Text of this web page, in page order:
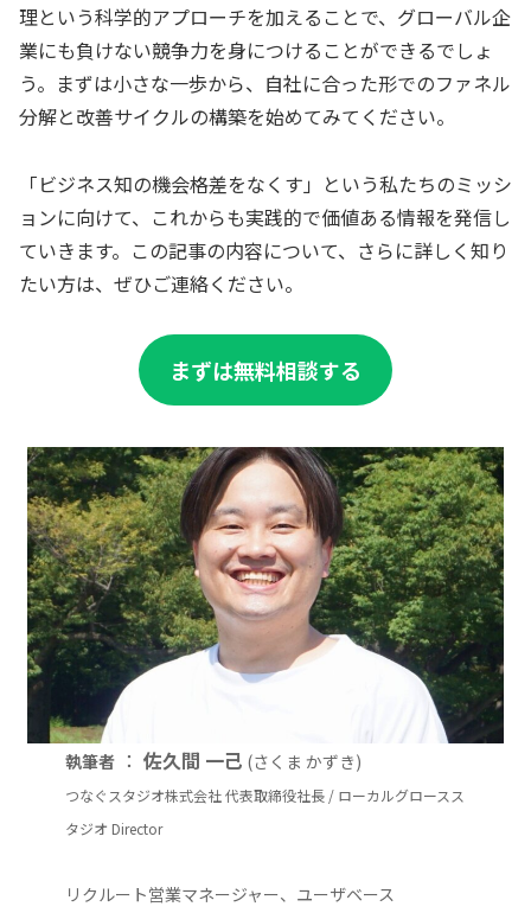
理という科学的アプローチを加えることで、グローバル企
業にも負けない競争力を身につけることができるでしょ
う。まずは小さな一歩から、自社に合った形でのファネル
分解と改善サイクルの構築を始めてみてください。
「ビジネス知の機会格差をなくす」という私たちのミッシ
ョンに向けて、これからも実践的で価値ある情報を発信し
ていきます。この記事の内容について、さらに詳しく知り
たい方は、ぜひご連絡ください。
まずは無料相談する
執筆者 ：佐久間 一己 (さくま かずき)
つなぐスタジオ株式会社 代表取締役社長 / ローカルグロースス
タジオ Director
リクルート営業マネージャー、ユーザベース